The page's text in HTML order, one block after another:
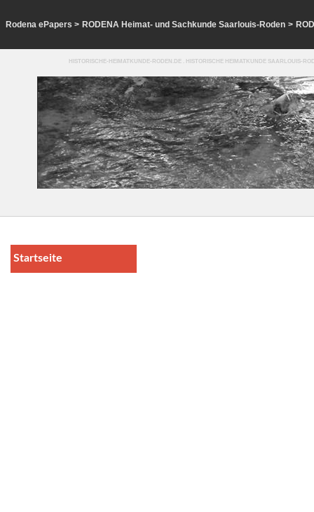
Rodena ePapers > RODENA Heimat- und Sachkunde Saarlouis-Roden >
HISTORISCHE-HEIMATKUNDE-RODEN.DE . HISTORISCHE HEIMATKUNDE SAARLOUIS-
Startseite